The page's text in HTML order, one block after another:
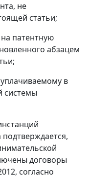
не
статьи;
патентную
абзацем
в
системы
договоры
согласно